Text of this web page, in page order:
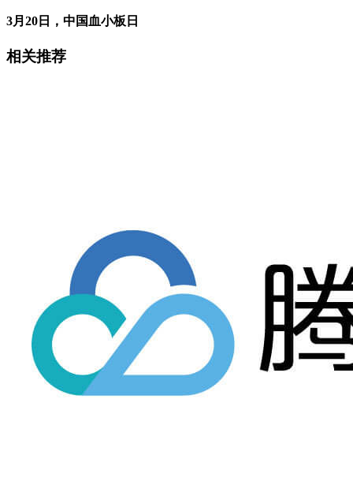
3月20日，中国血小板日
相关推荐